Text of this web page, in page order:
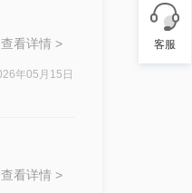
查看详情 >
年05月15日
查看详情 >
客服